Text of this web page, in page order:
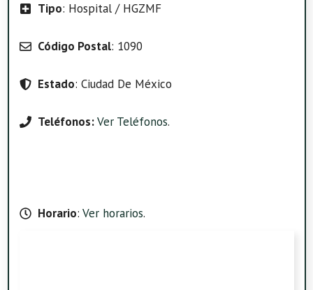
Tipo: Hospital / HGZMF
Código Postal: 1090
Estado: Ciudad De México
Teléfonos:Ver Teléfonos.
Horario: Ver horarios.